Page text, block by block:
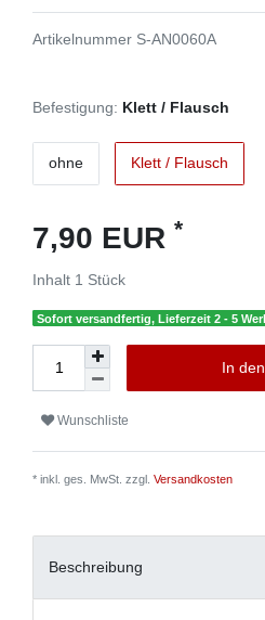
Artikelnummer S-AN0060A
Befestigung: Klett / Flausch
ohne Klett / Flausch
7,90 EUR *
Inhalt 1 Stück
Sofort versandfertig, Lieferzeit 2 - 5
In
Wunschliste
* inkl. ges. MwSt. zzgl. Versandkosten
Beschreibung